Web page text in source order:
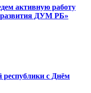
активную работу
развития ДУМ РБ»
республики с Днём